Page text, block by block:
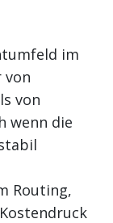
im
von
von
wenn die
Routing,